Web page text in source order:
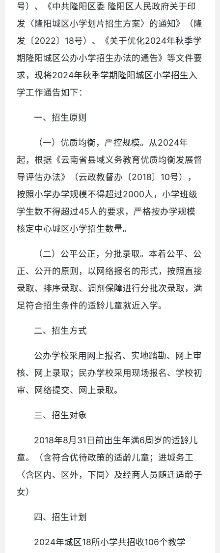
号）、《中共隆阳区委 隆阳区人民政府关于印
发〈隆阳城区小学划片招生方案〉的通知》（隆
发〔2022〕18号）、《关于优化2024年秋季学
期隆阳城区公办小学招生办法的通告》等文件要
求，现将2024年秋季学期隆阳城区小学招生入
学工作通告如下：
一、招生原则
（一）优质均衡，严控规模。从2024年
起，根据《云南省县域义务教育优质均衡发展督
导评估办法》（云政教督办〔2018〕10号），
按照小学办学规模不得超过2000人，小学班级
学生数不得超过45人的要求，严格按办学规模
核定中心城区小学招生数量。
（二）公平公正，分批录取。本着公平、公
正、公开的原则，以网络报名的形式，按照直接
录取、排序录取、调剂保障进行分批次录取，满
足符合招生条件的适龄儿童就近入学。
二、招生方式
公办学校采用网上报名、实地踏勘、网上审
核、网上录取；民办学校采用现场报名、学校初
审、网络提交、网上录取。
三、招生对象
2018年8月31日前出生年满6周岁的适龄儿
童。（含符合优待政策的适龄儿童；进城务工
〈含区内、区外，下同〉及经商人员随迁适龄子
女）
四、招生计划
2024年城区18所小学共招收106个教学